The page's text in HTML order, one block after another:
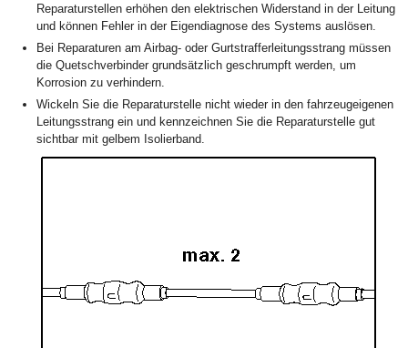
Reparaturstellen erhöhen den elektrischen Widerstand in der Leitung
und können Fehler in der Eigendiagnose des Systems auslösen.
Bei Reparaturen am Airbag- oder Gurtstrafferleitungsstrang müssen
die Quetschverbinder grundsätzlich geschrumpft werden, um
Korrosion zu verhindern.
Wickeln Sie die Reparaturstelle nicht wieder in den fahrzeugeigenen
Leitungsstrang ein und kennzeichnen Sie die Reparaturstelle gut
sichtbar mit gelbem Isolierband.